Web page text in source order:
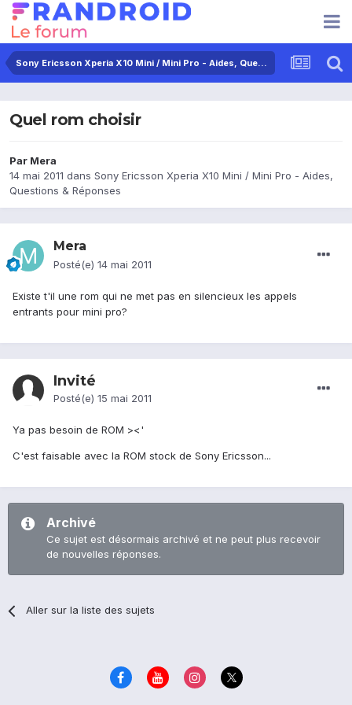
Sony Ericsson Xperia X10 Mini / Mini Pro - Aides, Questions & Réponses
Quel rom choisir
Par Mera
14 mai 2011 dans Sony Ericsson Xperia X10 Mini / Mini Pro - Aides,
Questions & Réponses
Mera
Posté(e) 14 mai 2011
Existe t'il une rom qui ne met pas en silencieux les appels
entrants pour mini pro?
Invité
Posté(e) 15 mai 2011
Ya pas besoin de ROM ><'
C'est faisable avec la ROM stock de Sony Ericsson...
Archivé
Ce sujet est désormais archivé et ne peut plus recevoir
de nouvelles réponses.
Aller sur la liste des sujets